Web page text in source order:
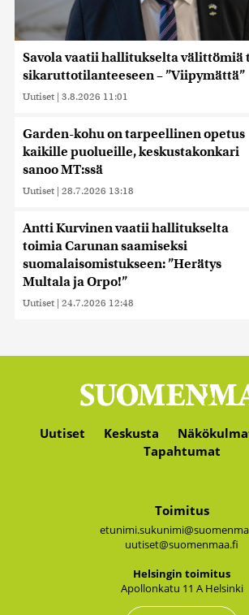
Savola vaatii hallitukselta välittömiä
sikaruttotilanteeseen – ”Viipymättä”
Uutiset | 3.8.2026 11:01
Garden-kohu on tarpeellinen opetus
kaikille puolueille, keskustakonkari
sanoo MT:ssä
Uutiset | 28.7.2026 13:18
Antti Kurvinen vaatii hallitukselta
toimia Carunan saamiseksi
suomalaisomistukseen: ”Herätys
Multala ja Orpo!”
Uutiset | 24.7.2026 12:48
Uutiset Keskusta
Tapahtumat
Toimitus
uutiset@suomenmaa.fi
Hel­sin­gin toi­mi­tus
Apol­lon­ka­tu 11 A Hel­sin­ki